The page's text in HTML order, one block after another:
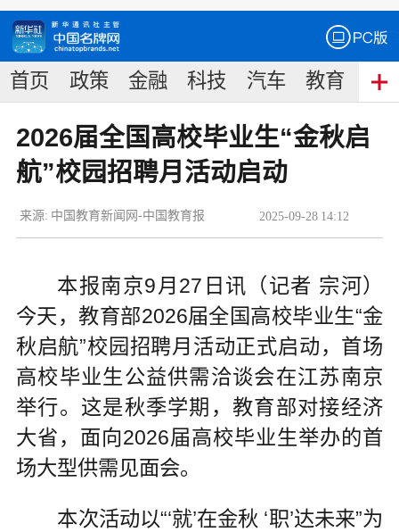
首页 政策 金融 科技 汽车 教育 食
2026届全国高校毕业生“金秋启
航”校园招聘月活动启动
2025-09-28 14:12
来源: 中国教育新闻网-中国教育报
本报南京9月27日讯（记者 宗河）
今天，教育部2026届全国高校毕业生“金
秋启航”校园招聘月活动正式启动，首场
高校毕业生公益供需洽谈会在江苏南京
举行。这是秋季学期，教育部对接经济
大省，面向2026届高校毕业生举办的首
场大型供需见面会。
本次活动以“‘就’在金秋 ‘职’达未来”为